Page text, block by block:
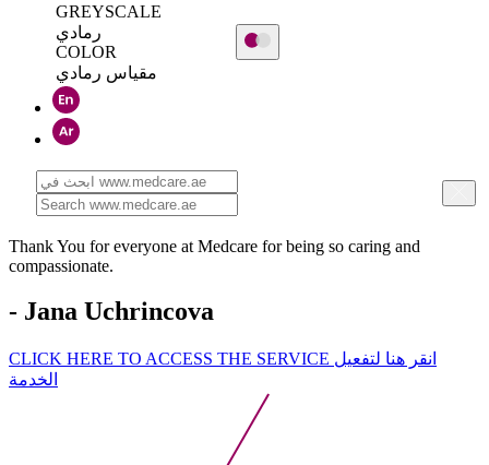
GREYSCALE
رمادي
COLOR
مقياس رمادي
Thank You for everyone at Medcare for being so caring and
compassionate.
- Jana Uchrincova
CLICK HERE TO ACCESS THE SERVICE انقر هنا لتفعيل
الخدمة